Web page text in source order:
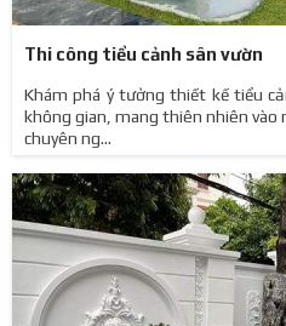
Thi công tiểu cảnh sân vườn
Khám phá ý tưởng thiết kế tiểu
không gian, mang thiên nhiên vào
chuyên ng...